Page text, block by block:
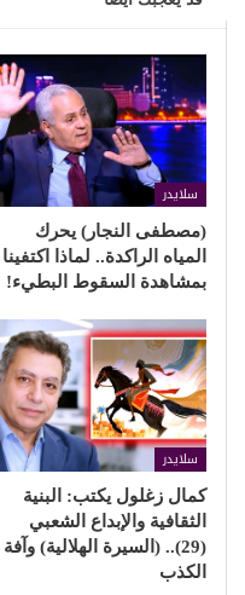
سلايدر
(مصطفى النجار) يحرك
المياه الراكدة.. لماذا اكتفينا
بمشاهدة السقوط البطيء!
سلايدر
كمال زغلول يكتب: البنية
الثقافية والإبداع الشعبي
(29).. (السيرة الهلالية) وآفة
الكذب